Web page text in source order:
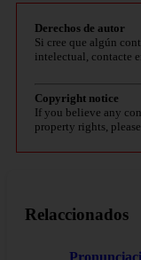
Derechos de autor
Si cree que algún
intelectual, contacte
Copyright notice
If you believe any
property rights,
Relaccionados